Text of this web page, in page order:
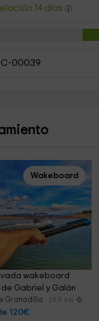
14 días
00039
Wakeboard
wakeboard
Gabriel y Galán
Granadilla 25.9 km
120€